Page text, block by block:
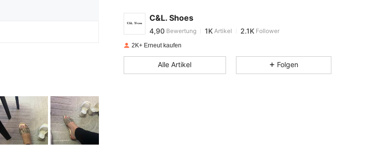
C&L. Shoes
4,90
4,90 Bewertung 1K Artikel 2.1K Follower
ist
4,90
4,90
1K
2.1K
4,90
1K
2.1K
2K+ Erneut kaufen
Alle Artikel Folgen